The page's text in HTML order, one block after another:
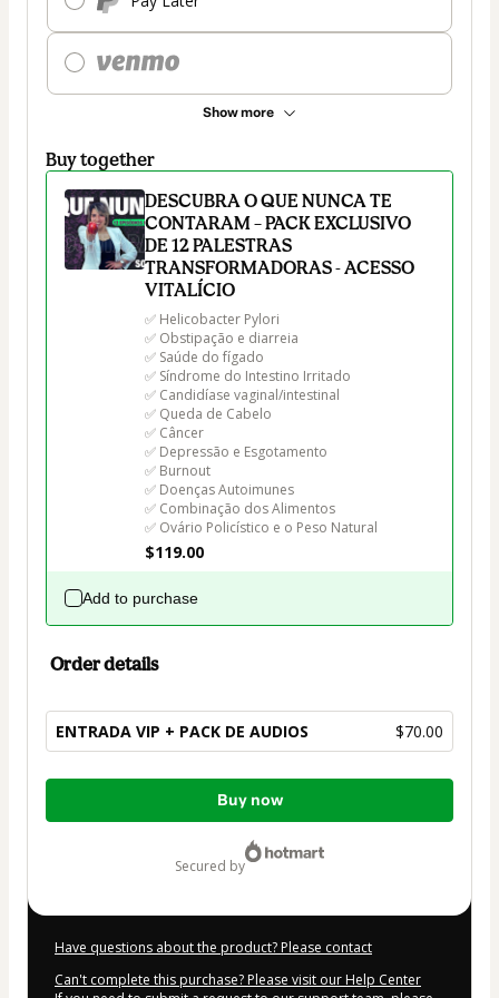
Show more
Buy together
DESCUBRA O QUE NUNCA TE
CONTARAM – PACK EXCLUSIVO
DE 12 PALESTRAS
TRANSFORMADORAS - ACESSO
VITALÍCIO
✅ Helicobacter Pylori
✅ Obstipação e diarreia
✅ Saúde do fígado
✅ Síndrome do Intestino Irritado
✅ Candidíase vaginal/intestinal
✅ Queda de Cabelo
✅ Câncer
✅ Depressão e Esgotamento
✅ Burnout
✅ Doenças Autoimunes
✅ Combinação dos Alimentos
✅ Ovário Policístico e o Peso Natural
$119.00
Add to purchase
Order details
ENTRADA VIP + PACK DE AUDIOS $70.00
Total
Buy now
secured by
Have questions about the product? Please contact
Can't complete this purchase? Please visit our Help Center